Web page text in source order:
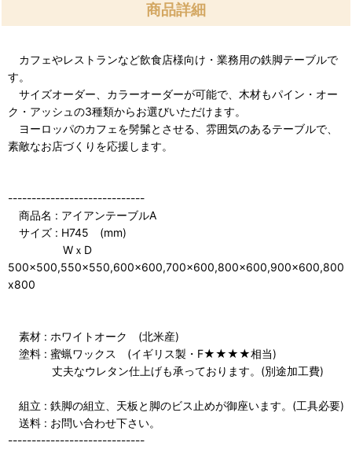
商品詳細
カフェやレストランなど飲食店様向け・業務用の鉄脚テーブルで
す。
サイズオーダー、カラーオーダーが可能で、木材もパイン・オー
ク・アッシュの3種類からお選びいただけます。
ヨーロッパのカフェを髣髴とさせる、雰囲気のあるテーブルで、
素敵なお店づくりを応援します。
-----------------------------
商品名 : アイアンテーブルA
サイズ : H745 (mm)
WｘD
500x500,550x550,600x600,700x600,800x600,900x600,800
x800
素材 : ホワイトオーク (北米産)
塗料 : 蜜蝋ワックス (イギリス製・F★★★★相当)
丈夫なウレタン仕上げも承っております。(別途加工費)
組立 : 鉄脚の組立、天板と脚のビス止めが御座います。(工具必要)
送料 : お問い合わせ下さい。
-----------------------------